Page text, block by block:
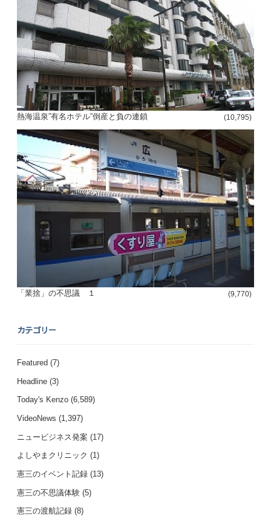
熱海温泉”有名ホテル”倒産と負の連鎖 (10,795)
「業捨」の不思議 １ (9,770)
カテゴリー
Featured (7)
Headline (3)
Today's Kenzo (6,589)
VideoNews (1,397)
ニュービジネス発案 (17)
よしやまクリニック (1)
憲三のイベント記録 (13)
憲三の不思議体験 (5)
憲三の渡航記録 (8)